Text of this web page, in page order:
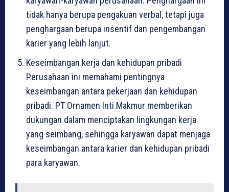
tidak hanya berupa pengakuan verbal, tetapi juga
penghargaan berupa insentif dan pengembangan
karier yang lebih lanjut.
Keseimbangan kerja dan kehidupan pribadi
Perusahaan ini memahami pentingnya
keseimbangan antara pekerjaan dan kehidupan
pribadi. PT Ornamen Inti Makmur memberikan
dukungan dalam menciptakan lingkungan kerja
yang seimbang, sehingga karyawan dapat menjaga
keseimbangan antara karier dan kehidupan pribadi
para karyawan.